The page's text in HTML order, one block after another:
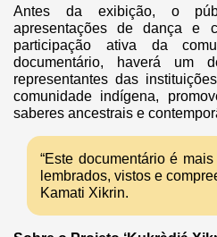
Antes da exibição, o
apresentações de dança e
participação ativa da
documentário, haverá um
representantes das
comunidade indígena,
saberes ancestrais e
“Este documentário é
lembrados, vistos e
Kamati Xikrin.